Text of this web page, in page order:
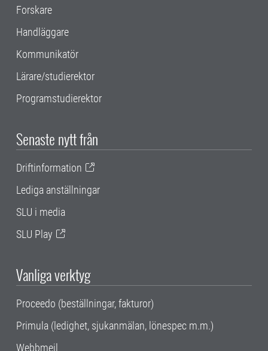
Forskare
Handläggare
Kommunikatör
Lärare/studierektor
Programstudierektor
Senaste nytt från
Driftinformation
Lediga anställningar
SLU i media
SLU Play
Vanliga verktyg
Proceedo (beställningar, fakturor)
Primula (ledighet, sjukanmälan, lönespec m.m.)
Webbmejl